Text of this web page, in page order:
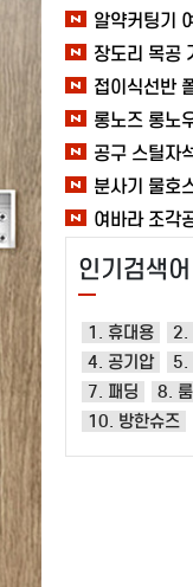
인기검색어
1. 휴대용 2.
4. 공기압
5.
7. 패딩
8.
10. 방한슈즈